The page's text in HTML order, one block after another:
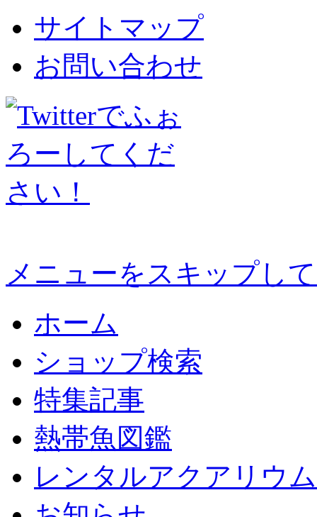
サイトマップ
お問い合わせ
メニューをスキップし
ホーム
ショップ検索
特集記事
熱帯魚図鑑
レンタルアクアリウム